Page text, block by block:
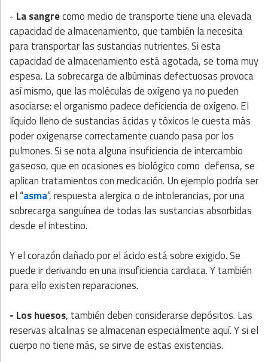
- La sangrecomo medio de transporte tiene una elevada
capacidad de almacenamiento, que también la necesita
para transportar las sustancias nutrientes. Si esta
capacidad de almacenamiento está agotada, se torna muy
espesa. La sobrecarga de albúminas defectuosas provoca
así mismo, que las moléculas de oxígeno ya no pueden
asociarse: el organismo padece deficiencia de oxígeno. El
líquido lleno de sustancias ácidas y tóxicos le cuesta más
poder oxigenarse correctamente cuando pasa por los
pulmones. Si se nota alguna insuficiencia de intercambio
gaseoso, que en ocasiones es biológico como defensa, se
aplican tratamientos con medicación. Un ejemplo podría ser
el “asma”, respuesta alergica o de intolerancias, por una
sobrecarga sanguínea de todas las sustancias absorbidas
desde el intestino.
Y el corazón dañado por el ácido está sobre exigido. Se
puede ir derivando en una insuficiencia cardiaca. Y también
para ello existen reparaciones.
- Los huesos, también deben considerarse depósitos. Las
reservas alcalinas se almacenan especialmente aquí. Y si el
cuerpo no tiene más, se sirve de estas existencias.